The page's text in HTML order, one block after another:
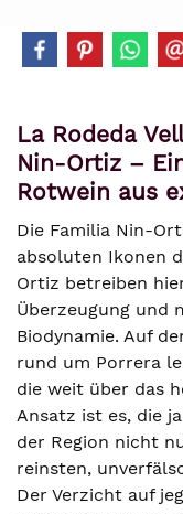
La Rodeda
Nin-Ortiz –
Rotwein aus
Die Familia Nin-
absoluten Ikonen
Ortiz betreiben
Überzeugung und
Biodynamie. Auf
rund um Porrera
die weit über das
Ansatz ist es, die
der Region nicht
reinsten,
Der Verzicht auf